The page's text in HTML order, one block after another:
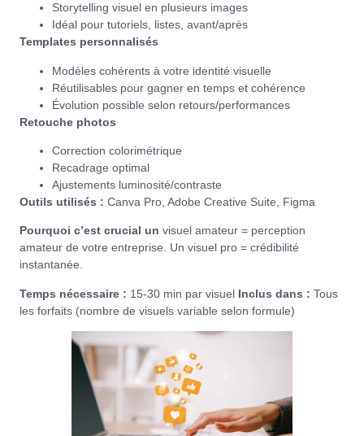
Storytelling visuel en plusieurs images
Idéal pour tutoriels, listes, avant/après
Templates personnalisés
Modèles cohérents à votre identité visuelle
Réutilisables pour gagner en temps et cohérence
Évolution possible selon retours/performances
Retouche photos
Correction colorimétrique
Recadrage optimal
Ajustements luminosité/contraste
Outils utilisés : Canva Pro, Adobe Creative Suite, Figma
Pourquoi c’est crucial un visuel amateur = perception
amateur de votre entreprise. Un visuel pro = crédibilité
instantanée.
Temps nécessaire : 15-30 min par visuel Inclus dans : Tous
les forfaits (nombre de visuels variable selon formule)